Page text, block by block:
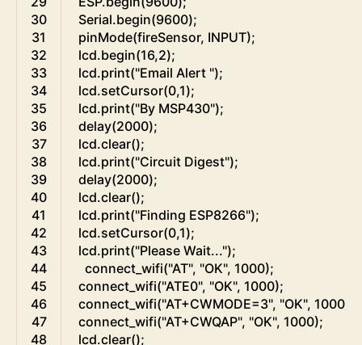
30
31
32
33
34
35
36
37
38
39
40
41
42
43
44
45
46
47
48
Serial.begin(9600);
pinMode(fireSensor, INPUT);
lcd.begin(16,2);
lcd.print("Email Alert ");
lcd.setCursor(0,1);
lcd.print("By MSP430");
delay(2000);
lcd.clear();
lcd.print("Circuit Digest");
delay(2000);
lcd.clear();
lcd.print("Finding ESP8266");
lcd.setCursor(0,1);
lcd.print("Please Wait...");
connect_wifi("AT", "OK", 1000);
connect_wifi("ATE0", "OK", 1000);
connect_wifi("AT+CWMODE=3", "OK", 1000)
connect_wifi("AT+CWQAP", "OK", 1000);
lcd.clear();